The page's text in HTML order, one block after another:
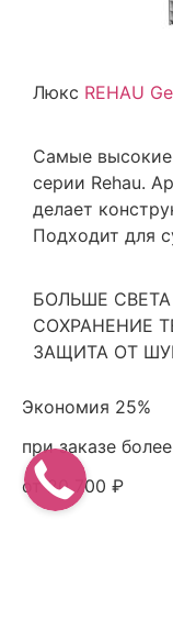
Люкс REHAU
Самые
серии Rehau.
делает
Подходит для
БОЛЬШЕ СВЕТА
СОХРАНЕНИЕ
ЗАЩИТА ОТ
Экономия 25%
при заказе
от 20 700 ₽